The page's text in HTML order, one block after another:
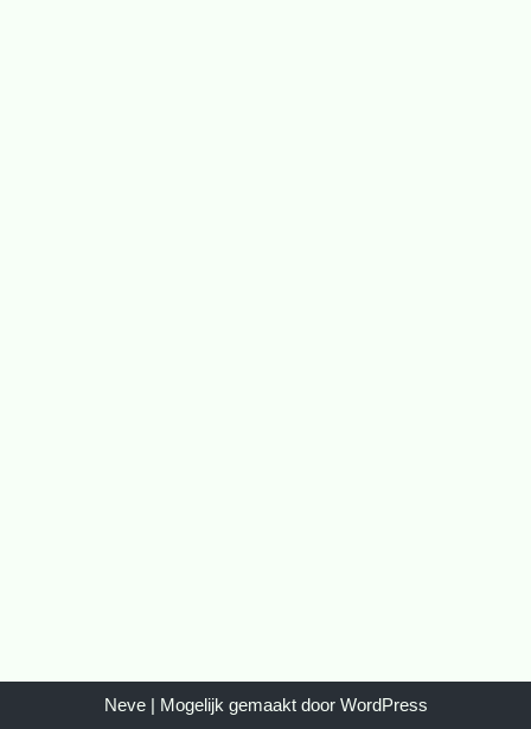
Neve| Mogelijk gemaakt door WordPress